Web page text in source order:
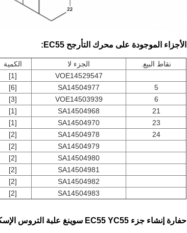
الأجزاء الموجودة على محرك التأرجح EC55:
نقاط البيع. الجزء لا الكمية
VOE14529547
[1]
5
SA14504977
[6]
6
VOE14503939
[3]
21
SA14504968
[1]
23
SA14504970
[1]
24
SA14504978
[2]
SA14504979
[2]
SA14504980
[2]
SA14504981
[2]
SA14504982
[2]
SA14504983
[2]
حفارة إنشاء جزء EC55 YC55 سوينغ علبة التروس الإسكان مع حلقة التروس SA14504970